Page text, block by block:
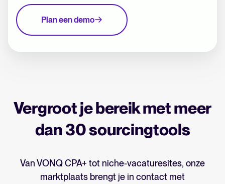
Plan een demo
Vergroot je bereik met meer
dan 30 sourcingtools
Van VONQ CPA+ tot niche-vacaturesites, onze
marktplaats brengt je in contact met